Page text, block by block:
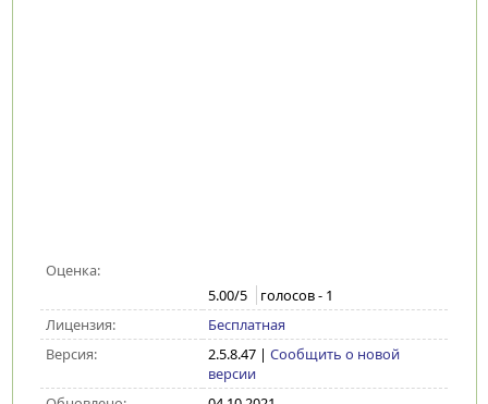
Оценка:
5.00/5 голосов - 1
Лицензия:
Бесплатная
Версия:
2.5.8.47| Сообщить о новой
версии